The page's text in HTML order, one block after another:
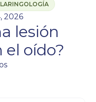
2026
lesión
oído?